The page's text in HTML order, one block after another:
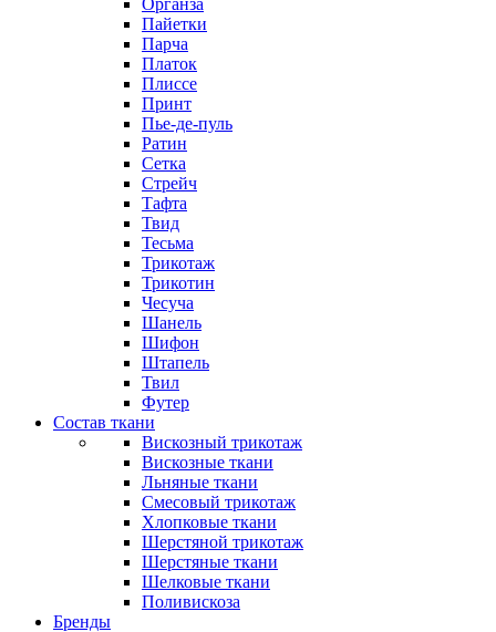
Органза
Пайетки
Парча
Платок
Плиссе
Принт
Пье-де-пуль
Ратин
Сетка
Стрейч
Тафта
Твид
Тесьма
Трикотаж
Трикотин
Чесуча
Шанель
Шифон
Штапель
Твил
Футер
Состав ткани
Вискозный трикотаж
Вискозные ткани
Льняные ткани
Смесовый трикотаж
Хлопковые ткани
Шерстяной трикотаж
Шерстяные ткани
Шелковые ткани
Поливискоза
Бренды